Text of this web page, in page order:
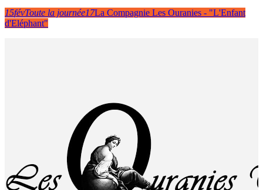
15févToute la journée17La Compagnie Les Ouranies - "L'Enfant
d'Eléphant"